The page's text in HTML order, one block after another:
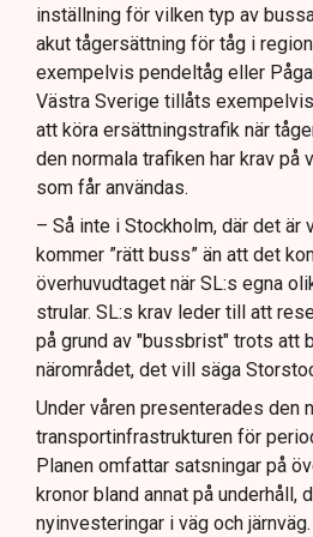
inställning för vilken typ av
akut tågersättning för tåg i
exempelvis pendeltåg eller
Västra Sverige tillåts
att köra ersättningstrafik när
den normala trafiken har krav på
som får användas.
– Så inte i Stockholm, där det är
kommer ”rätt buss” än att det
överhuvudtaget när SL:s egna
strular. SL:s krav leder till att
på grund av "bussbrist" trots att
närområdet, det vill säga
Under våren presenterades den
transportinfrastrukturen för
Planen omfattar satsningar på
kronor bland annat på underhåll,
nyinvesteringar i väg och järnväg.